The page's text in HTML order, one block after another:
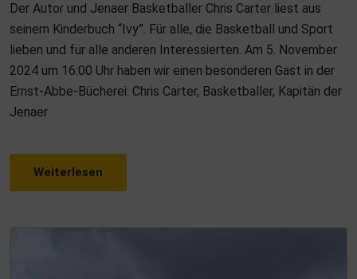
Der Autor und Jenaer Basketballer Chris Carter liest aus
seinem Kinderbuch “Ivy”. Für alle, die Basketball und Sport
lieben und für alle anderen Interessierten. Am 5. November
2024 um 16:00 Uhr haben wir einen besonderen Gast in der
Ernst-Abbe-Bücherei: Chris Carter, Basketballer, Kapitän der
Jenaer
Weiterlesen